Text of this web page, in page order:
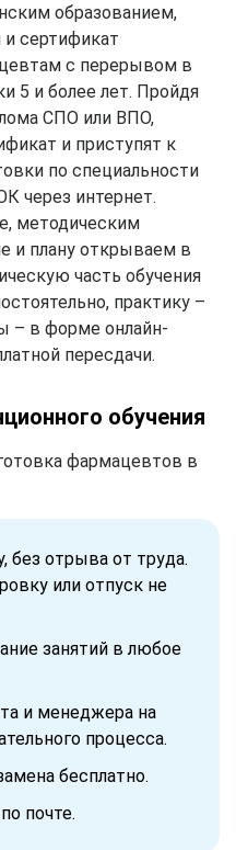
образованием,
сертификат
с перерывом в
5 и более лет. Пройдя
СПО или ВПО,
и приступят к
по специальности
через интернет.
методическим
и плану открываем в
часть обучения
практику –
– в форме онлайн-
пересдачи.
обучения
фармацевтов в
без отрыва от труда.
или отпуск не
занятий в любое
и менеджера на
процесса.
бесплатно.
почте.